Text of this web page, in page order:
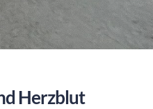
Herzblut